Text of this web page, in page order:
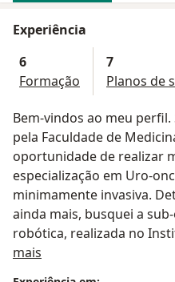
Experiência
6
Formação
7
Planos de
Bem-vindos ao meu
pela Faculdade de
oportunidade de realizar
especialização em Uro-
minimamente invasiva.
ainda mais, busquei a
robótica, realizada no
(Paris, França) e obtive
mais